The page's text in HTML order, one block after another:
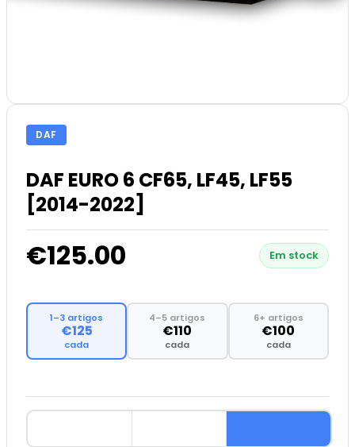
DAF
DAF EURO 6 CF65, LF45, LF55
[2014-2022]
€125.00 Em stock
1–3 artigos
€125
cada
4–5 artigos
€110
cada
6+ artigos
€100
cada